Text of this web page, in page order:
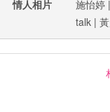
情人相片
施怡婷
talk |